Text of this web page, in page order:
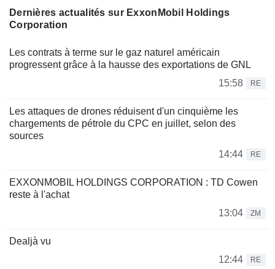
Dernières actualités sur ExxonMobil Holdings
Corporation
Les contrats à terme sur le gaz naturel américain
progressent grâce à la hausse des exportations de GNL
15:58
RE
Les attaques de drones réduisent d'un cinquième les
chargements de pétrole du CPC en juillet, selon des
sources
14:44
RE
EXXONMOBIL HOLDINGS CORPORATION : TD Cowen
reste à l'achat
13:04
ZM
Dealjà vu
12:44
RE